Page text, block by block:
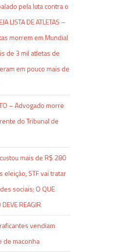
pela luta contra o
LISTA DE ATLETAS –
morrem em Mundial
de 3 mil atletas de
em pouco mais de
– Advogado morre
do Tribunal de
mais de R$ 280
eleição, STF vai tratar
sociais; O QUE
REAGIR
vendiam
de maconha